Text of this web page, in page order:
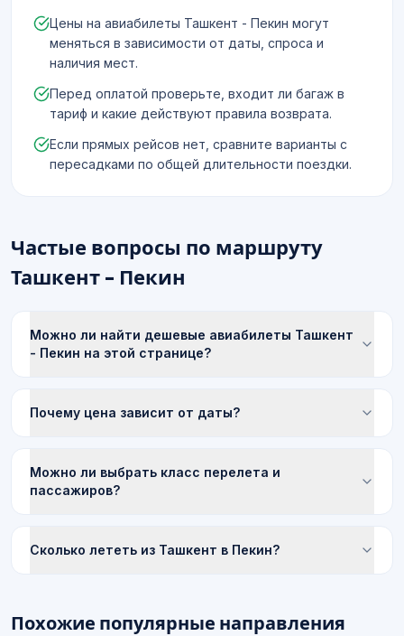
Цены на авиабилеты Ташкент - Пекин могут
меняться в зависимости от даты, спроса и
наличия мест.
Перед оплатой проверьте, входит ли багаж в
тариф и какие действуют правила возврата.
Если прямых рейсов нет, сравните варианты с
пересадками по общей длительности поездки.
Частые вопросы по маршруту
Ташкент - Пекин
Можно ли найти дешевые авиабилеты Ташкент
- Пекин на этой странице?
Почему цена зависит от даты?
Можно ли выбрать класс перелета и
пассажиров?
Сколько лететь из Ташкент в Пекин?
Похожие популярные направления